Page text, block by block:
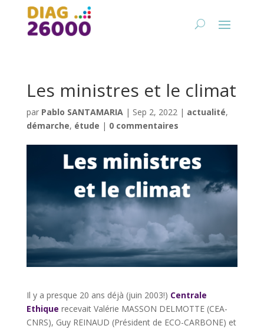
Les ministres et le climat
par Pablo SANTAMARIA| Sep 2, 2022| actualité,
démarche, étude | 0 commentaires
Il y a presque 20 ans déjà (juin 2003!) Centrale
Ethique recevait Valérie MASSON DELMOTTE (CEA-
CNRS), Guy REINAUD (Président de ECO-CARBONE) et